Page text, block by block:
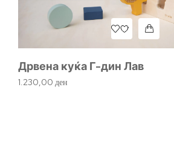
Дрвена куќа Г-дин Лав
1.230,00 ден